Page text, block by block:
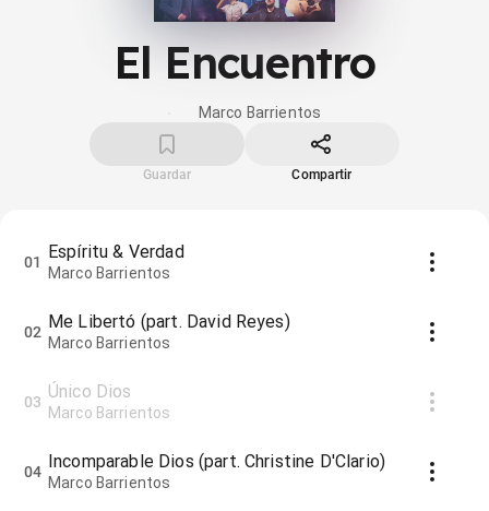
El Encuentro
Marco Barrientos
Guardar Compartir
01 Espíritu & Verdad
Marco Barrientos
02 Me Libertó (part. David Reyes)
Marco Barrientos
03 Único Dios
Marco Barrientos
04 Incomparable Dios (part. Christine D'Clario)
Marco Barrientos